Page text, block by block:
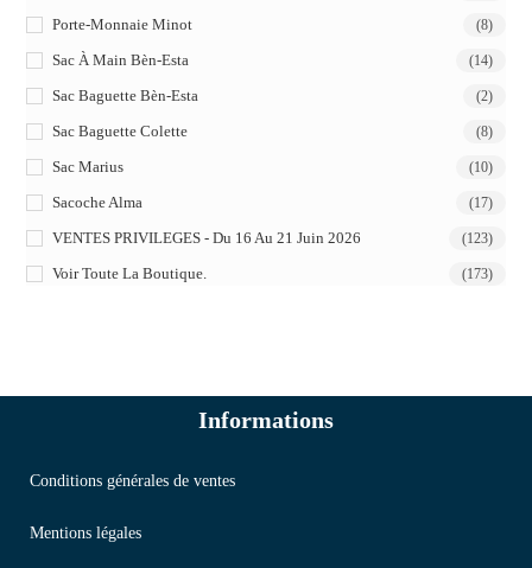
Porte-Monnaie Minot (8)
Sac À Main Bèn-Esta (14)
Sac Baguette Bèn-Esta (2)
Sac Baguette Colette (8)
Sac Marius (10)
Sacoche Alma (17)
VENTES PRIVILEGES - Du 16 Au 21 Juin 2026 (123)
Voir Toute La Boutique. (173)
Informations
Conditions générales de ventes
Mentions légales